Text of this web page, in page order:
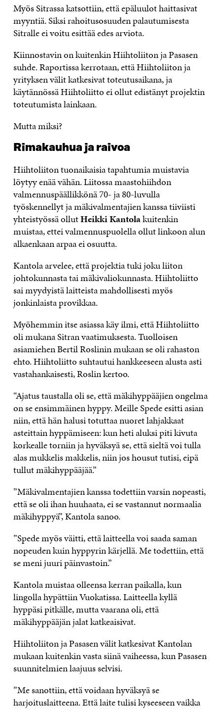
Myös Sitrassa katsottiin, että epäluulot haittasivat
myyntiä. Siksi rahoitusosuuden palautumisesta
Sitralle ei voitu esittää edes arviota.
Kiinnostavin on kuitenkin Hiihtoliiton ja Pasasen
suhde. Raportissa kerrotaan, että Hiihtoliiton ja
yrityksen välit katkesivat toteutusaikana, ja
käytännössä Hiihtoliitto ei ollut edistänyt projektin
toteutumista lainkaan.
Mutta miksi?
Rimakauhua ja raivoa
Hiihtoliiton tuonaikaisia tapahtumia muistavia
löytyy enää vähän. Liitossa maastohiihdon
valmennuspäällikkönä 70- ja 80-luvulla
työskennellyt ja mäkivalmentajien kanssa tiiviisti
yhteistyössä ollutHeikki Kantolakuitenkin
muistaa, ettei valmennuspuolella ollut linkoon alun
alkaenkaan arpaa ei osuutta.
Kantola arvelee, että projektia tuki joku liiton
johtokunnasta tai mäkivaliokunnasta. Hiihtoliitto
sai myydyistä laitteista mahdollisesti myös
jonkinlaista provikkaa.
Myöhemmin itse asiassa käy ilmi, että Hiihtoliitto
oli mukana Sitran vaatimuksesta. Tuolloisen
asiamiehen Bertil Roslinin mukaan se oli rahaston
ehto. Hiihtoliitto suhtautui hankkeeseen alusta asti
vastahankaisesti, Roslin kertoo.
“Ajatus taustalla oli se, että mäkihyppääjien ongelma
on se ensimmäinen hyppy. Meille Spede esitti asian
niin, että hän halusi totuttaa nuoret lahjakkaat
asteittain hyppämiseen: kun heti aluksi piti kivuta
korkealle torniin ja hyväksyä se, että sieltä voi tulla
alas mukkelis makkelis, niin jos housut tutisi, eipä
tullut mäkihyppääjää.”
”Mäkivalmentajien kanssa todettiin varsin nopeasti,
että se oli ihan huuhaata, ei se vastannut normaalia
mäkihyppyä”, Kantola sanoo.
”Spede myös väitti, että laitteella voi saada saman
nopeuden kuin hyppyrin kärjellä. Me todettiin, että
se meni juuri päinvastoin.”
Kantola muistaa olleensa kerran paikalla, kun
lingolla hypättiin Vuokatissa. Laitteella kyllä
hyppäsi pitkälle, mutta vaarana oli, että
mäkihyppääjän jalat katkeaisivat.
Hiihtoliiton ja Pasasen välit katkesivat Kantolan
mukaan kuitenkin vasta siinä vaiheessa, kun Pasasen
suunnitelmien laajuus selvisi.
”Me sanottiin, että voidaan hyväksyä se
harjoituslaitteena. Että laite tulisi kyseeseen vaikka